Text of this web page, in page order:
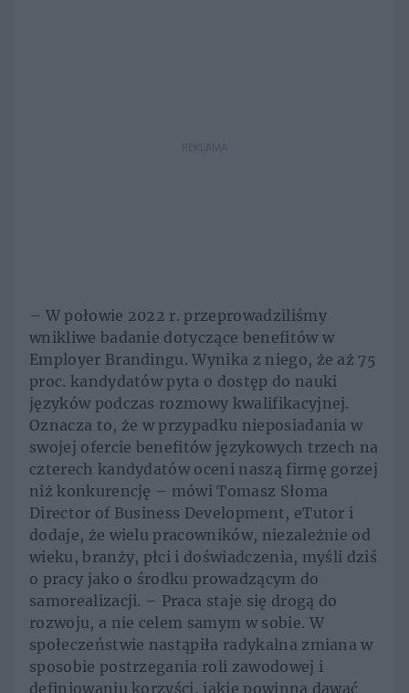
REKLAMA
– W połowie 2022 r. przeprowadziliśmy
wnikliwe badanie dotyczące benefitów w
Employer Brandingu. Wynika z niego, że aż 75
proc. kandydatów pyta o dostęp do nauki
języków podczas rozmowy kwalifikacyjnej.
Oznacza to, że w przypadku nieposiadania w
swojej ofercie benefitów językowych trzech na
czterech kandydatów oceni naszą firmę gorzej
niż konkurencję – mówi Tomasz Słoma
Director of Business Development, eTutor i
dodaje, że wielu pracowników, niezależnie od
wieku, branży, płci i doświadczenia, myśli dziś
o pracy jako o środku prowadzącym do
samorealizacji. – Praca staje się drogą do
rozwoju, a nie celem samym w sobie. W
społeczeństwie nastąpiła radykalna zmiana w
sposobie postrzegania roli zawodowej i
definiowaniu korzyści, jakie powinna dawać